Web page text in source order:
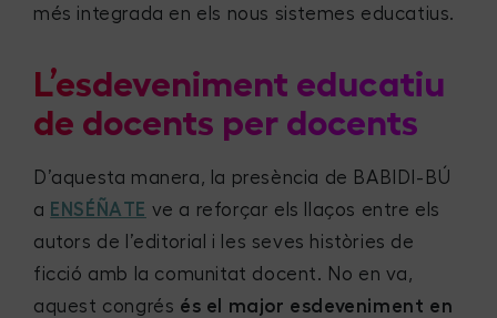
més integrada en els nous sistemes educatius.
L’esdeveniment educatiu
de docents per docents
D’aquesta manera, la presència de BABIDI-BÚ
a ENSÉÑATE ve a reforçar els llaços entre els
autors de l’editorial i les seves històries de
ficció amb la comunitat docent. No en va,
aquest congrés és el major esdeveniment en